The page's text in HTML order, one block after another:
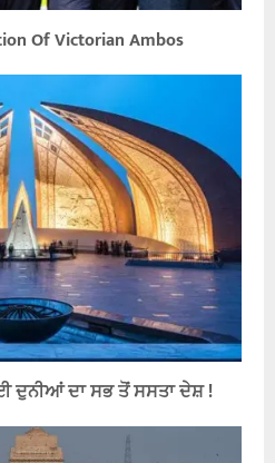
Of Victorian Ambos
ਦੁਨੀਆਂ ਦਾ ਸਭ ਤੋਂ ਸਸਤਾ ਦੇਸ਼ !